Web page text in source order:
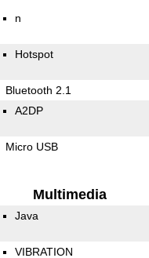
n
Hotspot
Bluetooth 2.1
A2DP
Micro USB
Multimedia
Java
VIBRATION